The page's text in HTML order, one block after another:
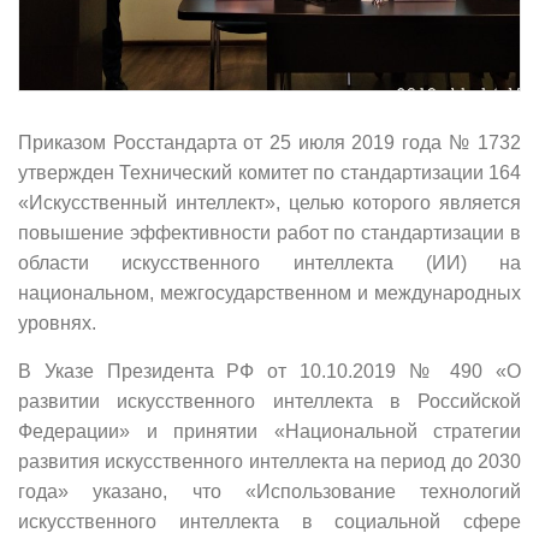
Приказом Росстандарта от 25 июля 2019 года № 1732
утвержден Технический комитет по стандартизации 164
«Искусственный интеллект», целью которого является
повышение эффективности работ по стандартизации в
области искусственного интеллекта (ИИ) на
национальном, межгосударственном и международных
уровнях.
В Указе Президента РФ от 10.10.2019 № 490 «О
развитии искусственного интеллекта в Российской
Федерации» и принятии «Национальной стратегии
развития искусственного интеллекта на период до 2030
года» указано, что «Использование технологий
искусственного интеллекта в социальной сфере